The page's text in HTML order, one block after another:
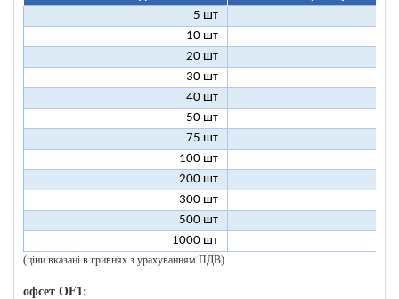
5 шт
10 шт
20 шт
30 шт
40 шт
50 шт
75 шт
100 шт
200 шт
300 шт
500 шт
1000 шт
(ціни вказані в гривнях з урахуванням ПДВ)
офсет OF1: